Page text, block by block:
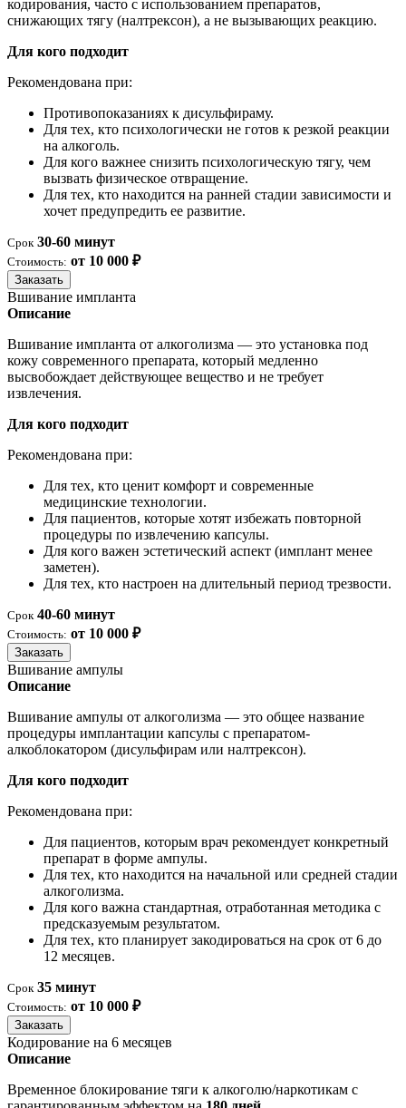
кодирования, часто с использованием препаратов,
снижающих тягу (налтрексон), а не вызывающих реакцию.
Для кого подходит
Рекомендована при:
Противопоказаниях к дисульфираму.
Для тех, кто психологически не готов к резкой реакции
на алкоголь.
Для кого важнее снизить психологическую тягу, чем
вызвать физическое отвращение.
Для тех, кто находится на ранней стадии зависимости и
хочет предупредить ее развитие.
Срок 30-60 минут
Стоимость: от 10 000 ₽
Заказать
Вшивание импланта
Описание
Вшивание импланта от алкоголизма — это установка под
кожу современного препарата, который медленно
высвобождает действующее вещество и не требует
извлечения.
Для кого подходит
Рекомендована при:
Для тех, кто ценит комфорт и современные
медицинские технологии.
Для пациентов, которые хотят избежать повторной
процедуры по извлечению капсулы.
Для кого важен эстетический аспект (имплант менее
заметен).
Для тех, кто настроен на длительный период трезвости.
Срок 40-60 минут
Стоимость: от 10 000 ₽
Заказать
Вшивание ампулы
Описание
Вшивание ампулы от алкоголизма — это общее название
процедуры имплантации капсулы с препаратом-
алкоблокатором (дисульфирам или налтрексон).
Для кого подходит
Рекомендована при:
Для пациентов, которым врач рекомендует конкретный
препарат в форме ампулы.
Для тех, кто находится на начальной или средней стадии
алкоголизма.
Для кого важна стандартная, отработанная методика с
предсказуемым результатом.
Для тех, кто планирует закодироваться на срок от 6 до
12 месяцев.
Срок 35 минут
Стоимость: от 10 000 ₽
Заказать
Кодирование на 6 месяцев
Описание
Временное блокирование тяги к алкоголю/наркотикам с